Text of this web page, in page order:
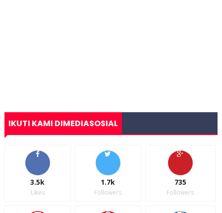
IKUTI KAMI DIMEDIASOSIAL
3.5k
Likes
1.7k
Followers
735
Followers